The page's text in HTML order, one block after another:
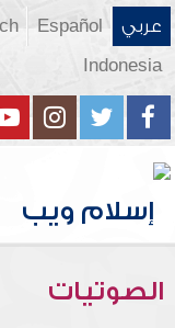
عربي Español
Indonesia
الصوتيات